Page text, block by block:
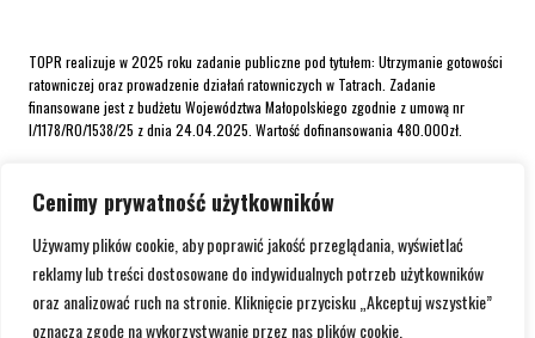
Cenimy prywatność użytkowników
Używamy plików cookie, aby poprawić jakość przeglądania, wyświetlać
reklamy lub treści dostosowane do indywidualnych potrzeb użytkowników
oraz analizować ruch na stronie. Kliknięcie przycisku „Akceptuj wszystkie”
oznacza zgodę na wykorzystywanie przez nas plików cookie.
TOPR realizuje w 2025 roku zadanie publiczne pod tytułem: Utrzymanie gotowości
ratowniczej oraz prowadzenie działań ratowniczych w Tatrach. Zadanie
finansowane jest z budżetu Województwa Małopolskiego zgodnie z umową nr
I/1178/RO/1538/25 z dnia 24.04.2025. Wartość dofinansowania 480.000zł.